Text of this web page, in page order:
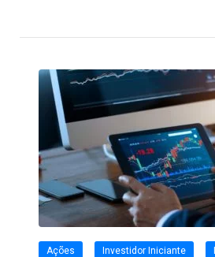
Ações Investidor Iniciante